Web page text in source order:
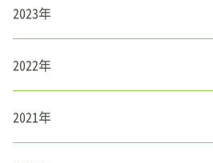
2023年
2022年
2021年